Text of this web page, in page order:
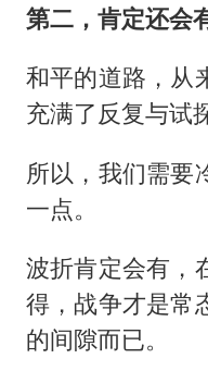
第二，肯定还会
和平的道路，从
充满了反复与试
所以，我们需要
一点。
波折肯定会有，
得，战争才是常
的间隙而已。